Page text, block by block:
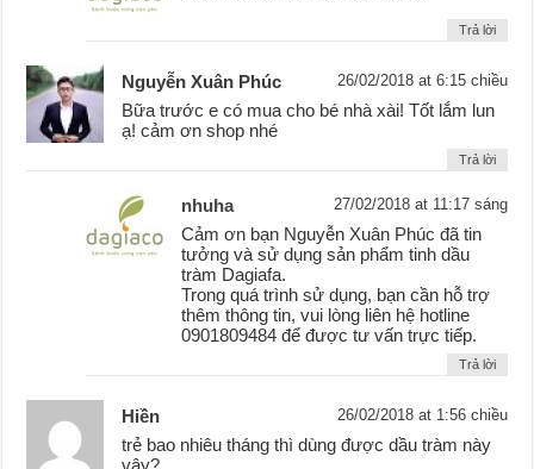
Trả lời
Nguyễn Xuân Phúc 26/02/2018 at 6:15 chiều
Bữa trước e có mua cho bé nhà xài! Tốt lắm lun
ạ! cảm ơn shop nhé
Trả lời
nhuha 27/02/2018 at 11:17 sáng
Cảm ơn bạn Nguyễn Xuân Phúc đã tin
tưởng và sử dụng sản phẩm tinh dầu
tràm Dagiafa.
Trong quá trình sử dụng, bạn cần hỗ trợ
thêm thông tin, vui lòng liên hệ hotline
0901809484 để được tư vấn trực tiếp.
Trả lời
Hiền 26/02/2018 at 1:56 chiều
trẻ bao nhiêu tháng thì dùng được dầu tràm này
vậy?